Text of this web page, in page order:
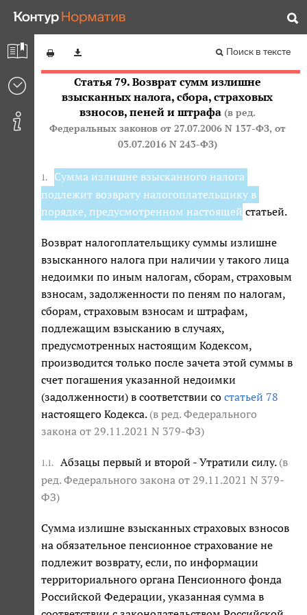
Поиск в тексте
Редакция от 29.11.2021 — Не действует
Перейти в
удержанного налога.
законаот 14.11.2017 N 322-ФЗ)
Статья 79. Возврат сумм излишне
взысканных налога, сбора, страховых
взносов, пеней и штрафа (в ред.
Федеральных законов от 27.07.2006 N 137-ФЗ, от
03.07.2016 N 243-ФЗ)
1.
Сумма излишне взысканного налога
подлежит возврату налогоплательщику в
порядке, предусмотренном настоящей статьей.
Возврат налогоплательщику суммы излишне
взысканного налога при наличии у такого лица
недоимки по иным налогам, сборам, страховым
взносам, задолженности по пеням по налогам,
сборам, страховым взносам и штрафам,
подлежащим взысканию в случаях,
предусмотренных настоящим Кодексом,
производится только после зачета этой суммы в
счет погашения указанной недоимки
(задолженности) в соответствии со статьей 78
настоящего Кодекса. (в ред. Федерального
закона от 29.11.2021 N 379-ФЗ)
1.1. Абзацы первый и второй - Утратили силу. (в
ред. Федерального закона от 29.11.2021 N 379-
ФЗ)
Сумма излишне взысканных страховых взносов
на обязательное пенсионное страхование не
подлежит возврату, если, по информации
территориального органа Пенсионного фонда
Российской Федерации, указанная сумма в